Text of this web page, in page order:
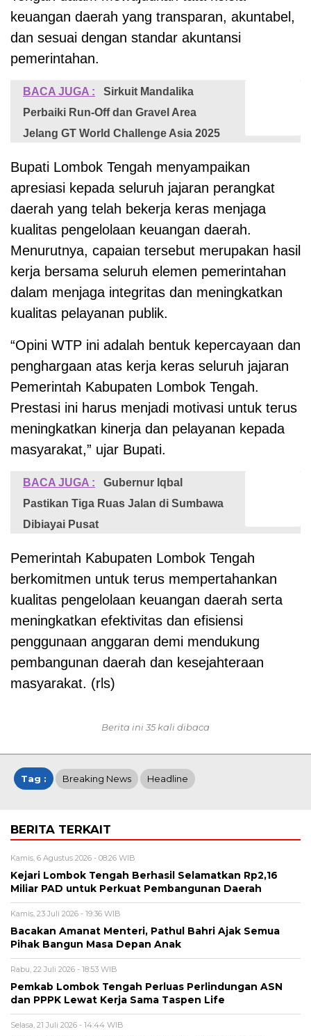
keuangan daerah yang transparan, akuntabel,
dan sesuai dengan standar akuntansi
pemerintahan.
BACA JUGA :
Sirkuit Mandalika
Perbaiki Run-Off dan Gravel Area
Jelang GT World Challenge Asia 2025
Bupati Lombok Tengah menyampaikan
apresiasi kepada seluruh jajaran perangkat
daerah yang telah bekerja keras menjaga
kualitas pengelolaan keuangan daerah.
Menurutnya, capaian tersebut merupakan hasil
kerja bersama seluruh elemen pemerintahan
dalam menjaga integritas dan meningkatkan
kualitas pelayanan publik.
“Opini WTP ini adalah bentuk kepercayaan dan
penghargaan atas kerja keras seluruh jajaran
Pemerintah Kabupaten Lombok Tengah.
Prestasi ini harus menjadi motivasi untuk terus
meningkatkan kinerja dan pelayanan kepada
masyarakat,” ujar Bupati.
BACA JUGA :
Gubernur Iqbal
Pastikan Tiga Ruas Jalan di Sumbawa
Dibiayai Pusat
Pemerintah Kabupaten Lombok Tengah
berkomitmen untuk terus mempertahankan
kualitas pengelolaan keuangan daerah serta
meningkatkan efektivitas dan efisiensi
penggunaan anggaran demi mendukung
pembangunan daerah dan kesejahteraan
masyarakat. (rls)
Berita ini 35 kali dibaca
Tag : Breaking News Headline
BERITA TERKAIT
Kamis, 6 Agustus 2026 - 08:26 WIB
Kejari Lombok Tengah Berhasil Selamatkan Rp2,16
Miliar PAD untuk Perkuat Pembangunan Daerah
Kamis, 23 Juli 2026 - 19:36 WIB
Bacakan Amanat Menteri, Pathul Bahri Ajak Semua
Pihak Bangun Masa Depan Anak
Rabu, 22 Juli 2026 - 18:53 WIB
Pemkab Lombok Tengah Perluas Perlindungan ASN
dan PPPK Lewat Kerja Sama Taspen Life
Selasa, 21 Juli 2026 - 14:44 WIB